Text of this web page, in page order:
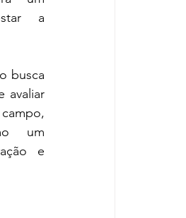
a
busca
avaliar
um
e